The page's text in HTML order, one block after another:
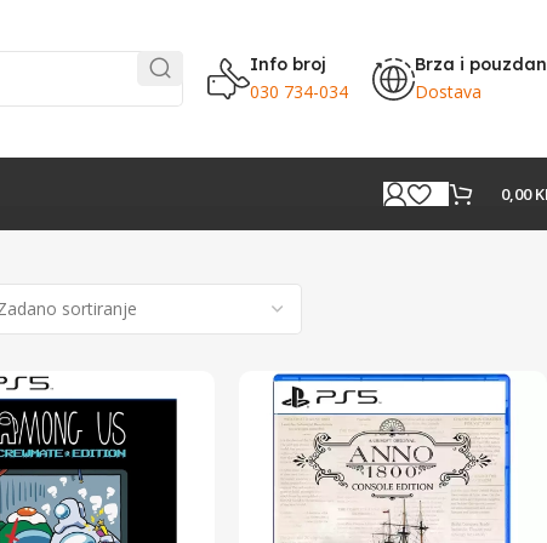
Info broj
030 734-034
Brza i
Dostava
0,00